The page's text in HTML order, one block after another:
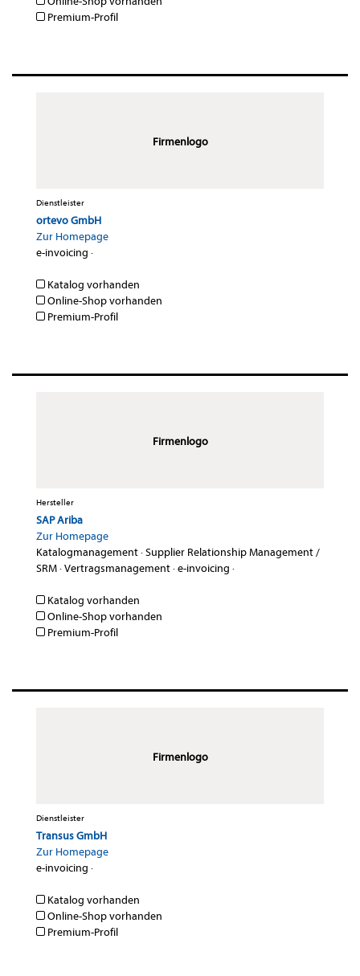
Premium-Profil
Firmenlogo
Dienstleister
ortevo GmbH
Zur Homepage
e-invoicing ·
Katalog vorhanden
Online-Shop vorhanden
Premium-Profil
Firmenlogo
Hersteller
SAP Ariba
Zur Homepage
Katalogmanagement·Supplier Relationship Management /
SRM·Vertragsmanagement·e-invoicing ·
Katalog vorhanden
Online-Shop vorhanden
Premium-Profil
Firmenlogo
Dienstleister
Transus GmbH
Zur Homepage
e-invoicing ·
Katalog vorhanden
Online-Shop vorhanden
Premium-Profil